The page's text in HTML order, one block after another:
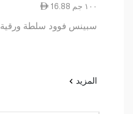
16.88 ١٠٠ جم
سبينس فوود سلطة ورقية 80 غرام
المزيد